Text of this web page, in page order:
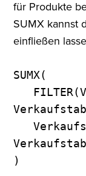
für Produkte
SUMX kannst
einfließen
SUMX(
)